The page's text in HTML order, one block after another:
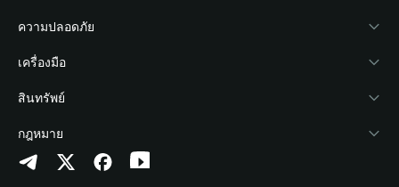
Academy
ข่าวสารด้านคริปโต
ศูนย์ช่วยเหลือ
ติดต่อเรา
ทรัพยากรข้อมูลของแบรนด์
Stablecoin Earn
Payfi Crypto
Crypto Swap API
Altcoin Season Index
Prediction Markets
นักพัฒนา
เชื่อมต่อ Wallet
Bitget Wallet Pay
ลิสต์โปรเจกต์
ความปลอดภัย
Protection Fund
เทคโนโลยีความปลอดภัย
เครื่องมือ
ซื้อคริปโต
การตรวจจับการอนุญาต
การตรวจจับสัญญา
สินทรัพย์
Arbitrum
Avalanche
กฎหมาย
นโยบายความเป็นส่วนตัว